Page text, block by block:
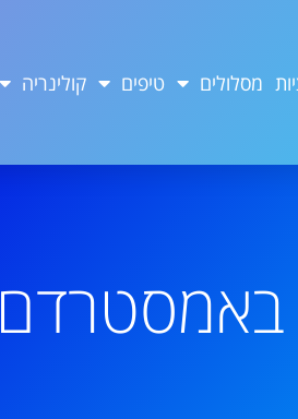
מסלולים טיפים קולינריה
באמסטרדם